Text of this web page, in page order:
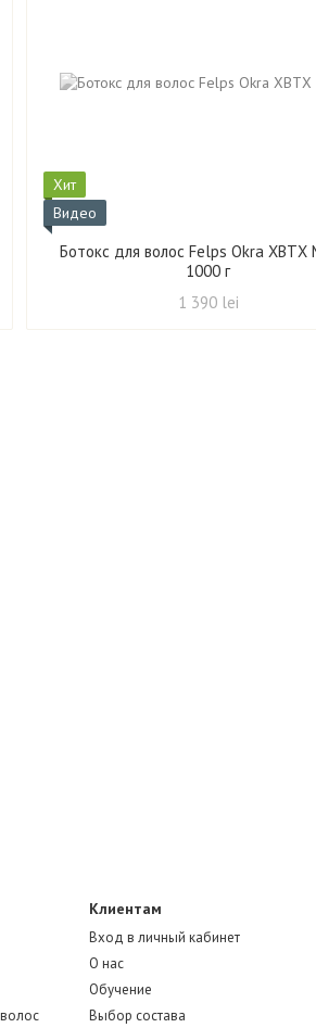
Хит
Видео
Ботокс для волос Felps Okra XBTX
1000 г
1 390 lei
Клиентам
Вход в личный кабинет
О нас
Обучение
Выбор состава